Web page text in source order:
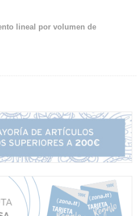
lineal por volumen de